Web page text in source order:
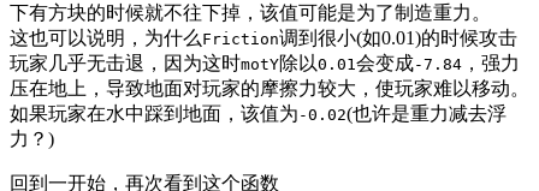
下有方块的时候就不往下掉，该值可能是为了制造重力。
这也可以说明，为什么 Friction调到很小(如0.01)的时候攻击
玩家几乎无击退，因为这时motY除以0.01 会变成-7.84 ，强力
压在地上，导致地面对玩家的摩擦力较大，使玩家难以移动。
如果玩家在水中踩到地面，该值为 -0.02(也许是重力减去浮
力？)
回到一开始，再次看到这个函数